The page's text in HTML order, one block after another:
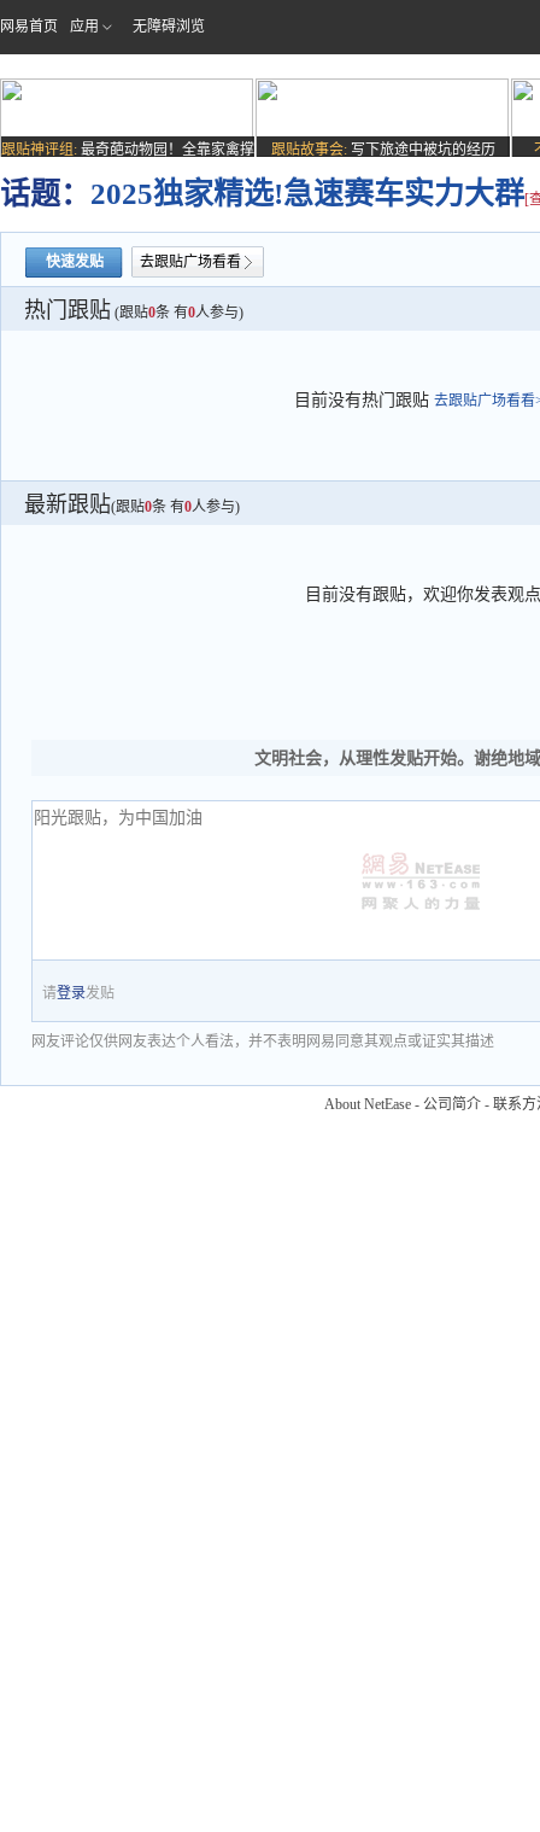
网易首页 应用 无障碍浏览
跟贴神评组: 最奇葩动物园！全靠家禽撑
跟贴故事会: 写下旅途中被坑的经历
话题： 2025独家精选!急速赛车实力大群[
快速发贴 去跟贴广场看看
热门跟贴 (跟贴0条 有0人参与)
目前没有热门跟贴 去跟贴广场看看
最新跟贴(跟贴0条 有0人参与)
目前没有跟贴，欢迎你发表观点
文明社会，从理性发贴开始。谢绝地
请登录发贴
网友评论仅供网友表达个人看法，并不表明网易同意其观点或证实其描述
About NetEase - 公司简介 - 联系方